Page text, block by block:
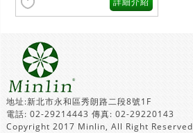
地址:新北市永和區秀朗路二段8號1F
電話: 02-29214443 傳真: 02-29220143
Copyright 2017 Minlin, All Right Reserved